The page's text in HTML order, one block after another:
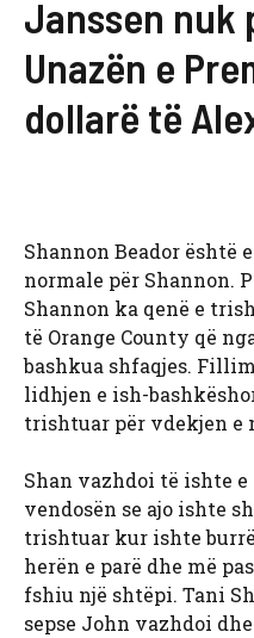
Janssen nuk
Unazën e
dollarë të
Shannon Beador është
normale për Shannon.
Shannon ka qenë e
të Orange County që
bashkua shfaqjes.
lidhjen e ish-
trishtuar për vdekjen e
Shan vazhdoi të ishte
vendosën se ajo ishte
trishtuar kur ishte
herën e parë dhe më
fshiu një shtëpi. Tani
sepse John vazhdoi